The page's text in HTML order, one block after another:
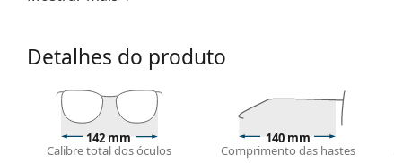
Lentes de óculos de sol
As lentes são de plástico, cujas vantagens
Os óculos de sol têm proteção UV 400, o que
lentes dos óculos de sol contam com um filtro
São adequadas para uma exposição solar intensa
Acessórios
Detalhes do produto
142 mm
Calibre total dos óculos
140 mm
Comprimento das hastes